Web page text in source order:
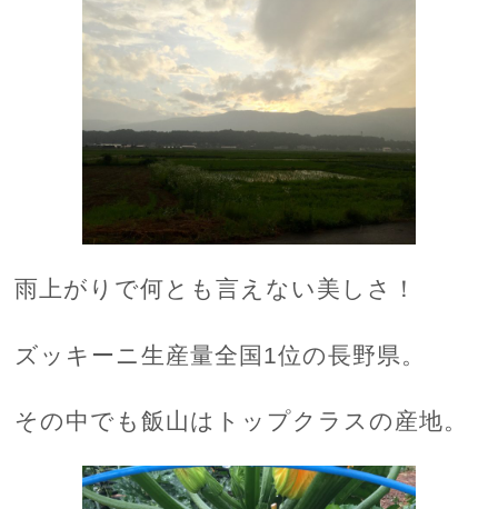
雨上がりで何とも言えない美しさ！
ズッキーニ生産量全国1位の長野県。
その中でも飯山はトップクラスの産地。